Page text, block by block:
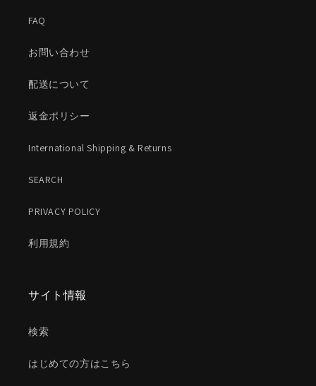
FAQ
お問い合わせ
配送について
返金ポリシー
International Shipping & Returns
SEARCH
PRIVACY POLICY
利用規約
サイト情報
検索
はじめての方はこちら